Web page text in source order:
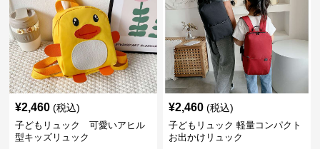
¥2,460 (税込)
子どもリュック 可愛いアヒル
型キッズリュック
¥2,460 (税込)
子どもリュック 軽量コンパクト
お出かけリュック